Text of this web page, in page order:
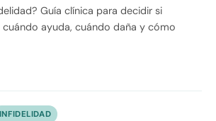
Guía clínica para decidir si
ayuda, cuándo daña y cómo
INFIDELIDAD